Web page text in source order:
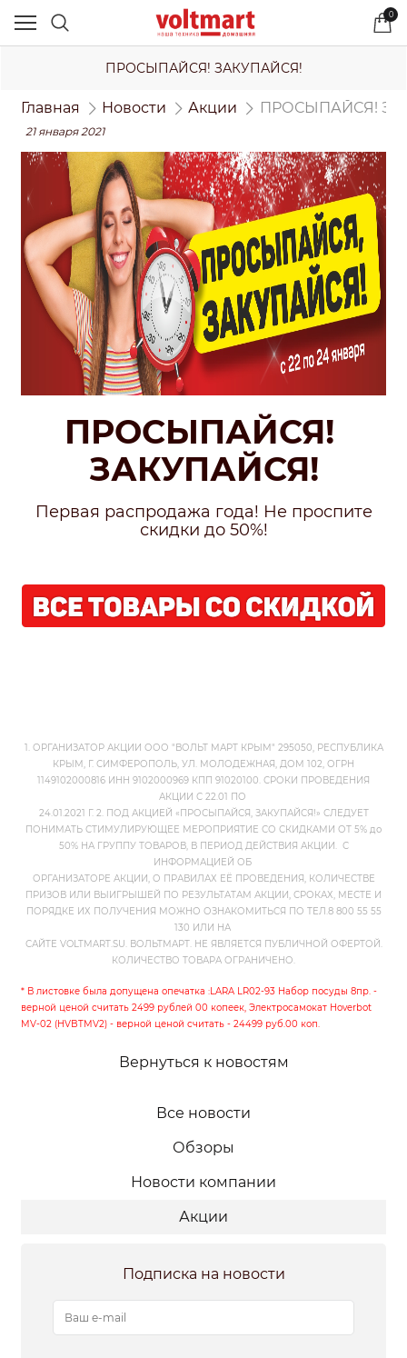
0
ПРОСЫПАЙСЯ! ЗАКУПАЙСЯ!
Главная Новости Акции ПРОСЫПАЙСЯ!
21 января 2021
ПРОСЫПАЙСЯ!
ЗАКУПАЙСЯ!
Первая распродажа года! Не проспите
скидки до 50%!
1. ОРГАНИЗАТОР АКЦИИ ООО "ВОЛЬТ МАРТ КРЫМ" 295050, РЕСПУБЛИКА
КРЫМ, Г. СИМФЕРОПОЛЬ, УЛ. МОЛОДЕЖНАЯ, ДОМ 102, ОГРН
1149102000816 ИНН 9102000969 КПП 91020100. СРОКИ ПРОВЕДЕНИЯ
АКЦИИ С 22.01 ПО
24.01.2021 Г. 2. ПОД АКЦИЕЙ «ПРОСЫПАЙСЯ, ЗАКУПАЙСЯ!» СЛЕДУЕТ
ПОНИМАТЬ СТИМУЛИРУЮЩЕЕ МЕРОПРИЯТИЕ СО СКИДКАМИ ОТ 5% до
50% НА ГРУППУ ТОВАРОВ, В ПЕРИОД ДЕЙСТВИЯ АКЦИИ. С
ИНФОРМАЦИЕЙ ОБ
ОРГАНИЗАТОРЕ АКЦИИ, О ПРАВИЛАХ ЕЁ ПРОВЕДЕНИЯ, КОЛИЧЕСТВЕ
ПРИЗОВ ИЛИ ВЫИГРЫШЕЙ ПО РЕЗУЛЬТАТАМ АКЦИИ, СРОКАХ, МЕСТЕ И
ПОРЯДКЕ ИХ ПОЛУЧЕНИЯ МОЖНО ОЗНАКОМИТЬСЯ ПО ТЕЛ.8 800 55 55
130 ИЛИ НА
САЙТЕ VOLTMART.SU. ВОЛЬТМАРТ. НЕ ЯВЛЯЕТСЯ ПУБЛИЧНОЙ ОФЕРТОЙ.
КОЛИЧЕСТВО ТОВАРА ОГРАНИЧЕНО.
* В листовке была допущена опечатка :LARA LR02-93 Набор посуды 8пр. -
верной ценой считать 2499 рублей 00 копеек, Электросамокат Hoverbot
MV-02 (HVBTMV2) - верной ценой считать - 24499 руб.00 коп.
Вернуться к новостям
Все новости
Обзоры
Новости компании
Акции
Подписка на новости